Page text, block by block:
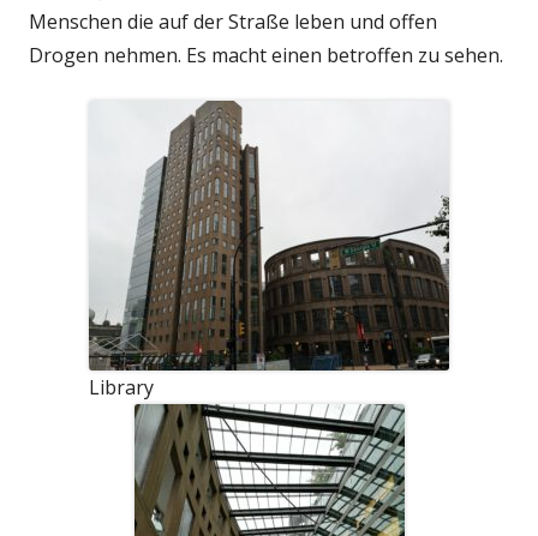
Menschen die auf der Straße leben und offen
Drogen nehmen. Es macht einen betroffen zu sehen.
Library